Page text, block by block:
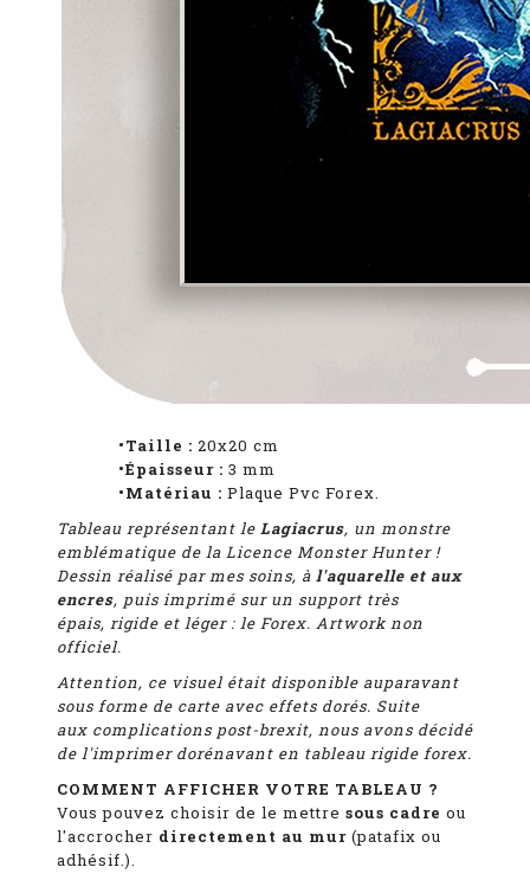
•Taille : 20x20 cm
•Épaisseur : 3 mm
•Matériau : Plaque Pvc Forex.
Tableau représentant le Lagiacrus, un monstre
emblématique de la Licence Monster Hunter !
Dessin réalisé par mes soins, à l'aquarelle et aux
encres, puis imprimé sur un support très
épais, rigide et léger : le Forex. Artwork non
officiel.
Attention, ce visuel était disponible auparavant
sous forme de carte avec effets dorés. Suite
aux complications post-brexit, nous avons décidé
de l'imprimer dorénavant en tableau rigide forex.
COMMENT AFFICHER VOTRE TABLEAU ?
Vous pouvez choisir de le mettre sous cadre ou
l'accrocher directement au mur (patafix ou
adhésif.).